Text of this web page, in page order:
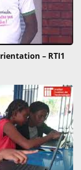
– RTI1